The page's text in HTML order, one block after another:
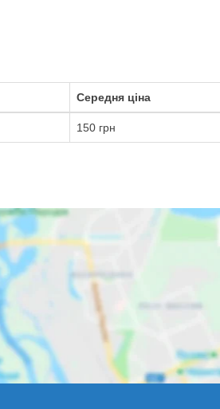
Середня ціна
150 грн